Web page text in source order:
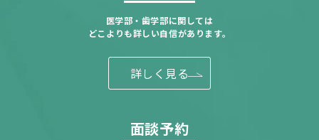
医学部・歯学部に関しては
どこよりも詳しい自信があります。
詳しく見る
面談予約